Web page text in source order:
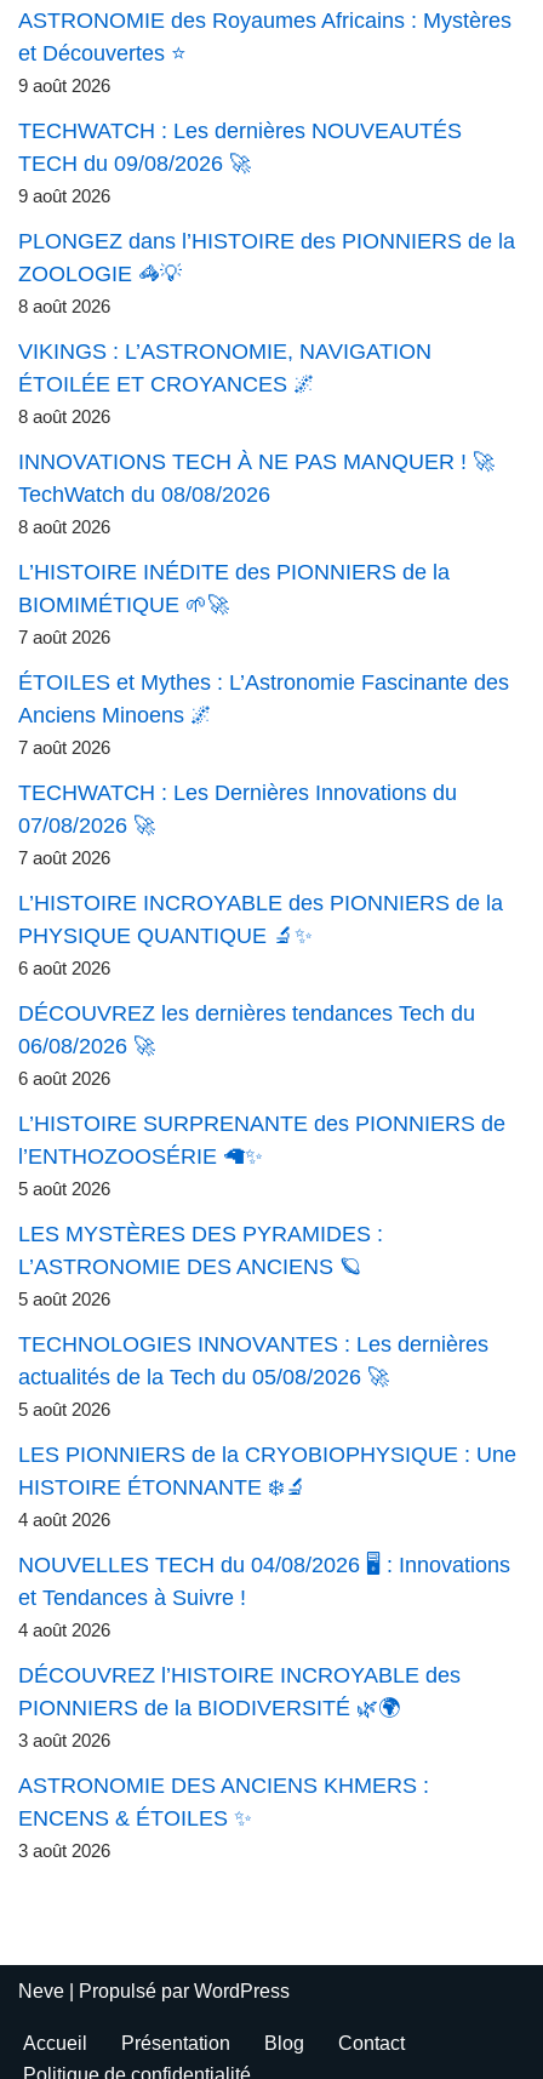
ASTRONOMIE des Royaumes Africains : Mystères
et Découvertes ⭐
9 août 2026
TECHWATCH : Les dernières NOUVEAUTÉS
TECH du 09/08/2026 🚀
9 août 2026
PLONGEZ dans l’HISTOIRE des PIONNIERS de la
ZOOLOGIE 🦓💡
8 août 2026
VIKINGS : L’ASTRONOMIE, NAVIGATION
ÉTOILÉE ET CROYANCES 🌌
8 août 2026
INNOVATIONS TECH À NE PAS MANQUER ! 🚀
TechWatch du 08/08/2026
8 août 2026
L’HISTOIRE INÉDITE des PIONNIERS de la
BIOMIMÉTIQUE 🌱🚀
7 août 2026
ÉTOILES et Mythes : L’Astronomie Fascinante des
Anciens Minoens 🌌
7 août 2026
TECHWATCH : Les Dernières Innovations du
07/08/2026 🚀
7 août 2026
L’HISTOIRE INCROYABLE des PIONNIERS de la
PHYSIQUE QUANTIQUE 🔬✨
6 août 2026
DÉCOUVREZ les dernières tendances Tech du
06/08/2026 🚀
6 août 2026
L’HISTOIRE SURPRENANTE des PIONNIERS de
l’ENTHOZOOSÉRIE 🦙✨
5 août 2026
LES MYSTÈRES DES PYRAMIDES :
L’ASTRONOMIE DES ANCIENS 🪐
5 août 2026
TECHNOLOGIES INNOVANTES : Les dernières
actualités de la Tech du 05/08/2026 🚀
5 août 2026
LES PIONNIERS de la CRYOBIOPHYSIQUE : Une
HISTOIRE ÉTONNANTE ❄️🔬
4 août 2026
NOUVELLES TECH du 04/08/2026 🖥️ : Innovations
et Tendances à Suivre !
4 août 2026
DÉCOUVREZ l’HISTOIRE INCROYABLE des
PIONNIERS de la BIODIVERSITÉ 🌿🌍
3 août 2026
ASTRONOMIE DES ANCIENS KHMERS :
ENCENS & ÉTOILES ✨
3 août 2026
Neve | Propulsé par WordPress
Accueil Présentation Blog
Contact